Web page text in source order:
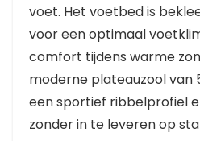
voet. Het voetbed is
voor een optimaal
comfort tijdens warme
moderne plateauzool
een sportief ribbelprofiel
zonder in te leveren op